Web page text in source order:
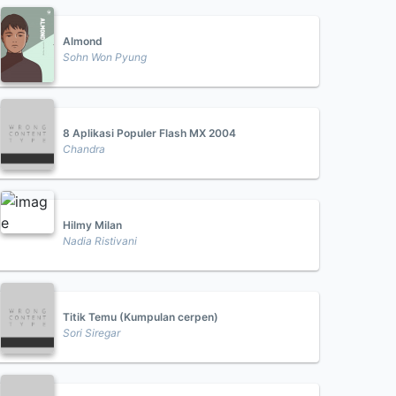
Almond
Sohn Won Pyung
8 Aplikasi Populer Flash MX 2004
Chandra
Hilmy Milan
Nadia Ristivani
Titik Temu (Kumpulan cerpen)
Sori Siregar